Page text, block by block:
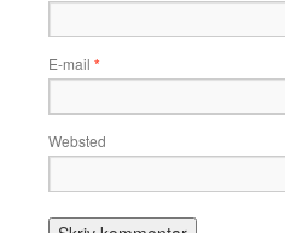
E-mail *
Websted